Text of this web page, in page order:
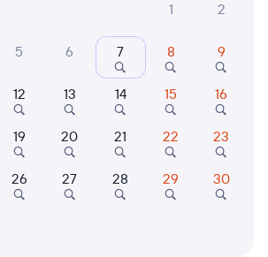
1
2
5 6 7 8 9
12 13 14 15 16
19 20 21 22 23
26 27 28 29 30